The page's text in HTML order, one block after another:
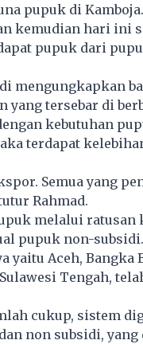
pupuk di
kemudian hari ini
pupuk dari
mengungkapkan
yang tersebar di
kebutuhan
terdapat
Semua yang
Rahmad.
melalui ratusan
pupuk non-
yaitu Aceh, Bangka
Tengah,
cukup, sistem
non subsidi, yang